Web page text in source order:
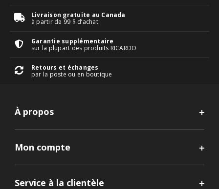
Livraison gratuite au Canada
à partir de 99 $ d’achat
Garantie supplémentaire
sur la plupart des produits RICARDO
Retours et échanges
par la poste ou en boutique
À propos
Mon compte
Service à la clientèle